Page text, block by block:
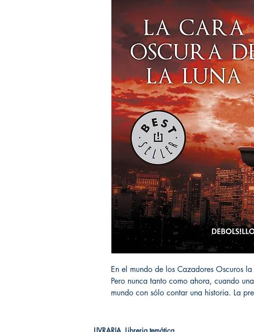
En el mundo de los Cazadores Oscuros
Pero nunca tanto como ahora, cuando
mundo con sólo contar una historia. La